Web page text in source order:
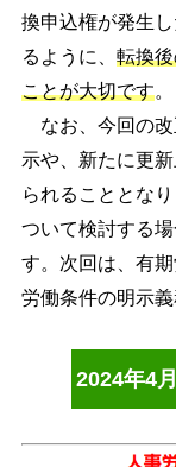
換申込権が発生
るように、 転換
ことが大切です。
なお、今回の
示や、新たに更
られることとな
ついて検討する
す。次回は、有
労働条件の明示義
2024年4